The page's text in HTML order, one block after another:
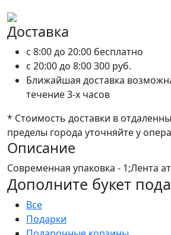
Доставка
c 8:00 до 20:00 бесплатно
c 20:00 до 8:00300 руб.
Ближайшая доставка
течение 3-х часов
* Стоимость доставки в
пределы города уточняйте у
Описание
Современная упаковка - 1;Лента
Дополните букет
Все
Подарки